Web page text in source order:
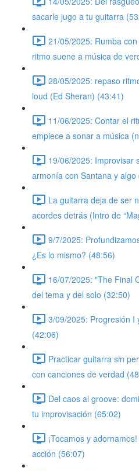
sacarle jugo a tu guitarra
21/05/2025: Rumba
ritmo suene a música de
28/05/2025: repaso
loud (Ed Sheran) (43:41)
11/06/2025: Contar el
empiece a sonar a música
19/06/2025: Improvisar
armonía con Santana y
La guitarra deja de ser
acordes detrás (Intro de
9/7/2025:
¿Es lo mismo? (48:56)
16/07/2025: "The Final
del tema y del solo (32:50)
3/09/2025: Progresión I
(42:06)
Practicar guitarra sin
con canciones de verdad
Del caos al groove:
tu improvisación (65:02)
¡Tocamos y
acción (56:07)